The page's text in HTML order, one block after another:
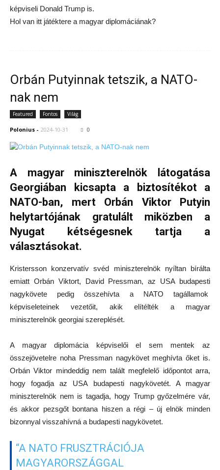
képviseli Donald Trump is.
Hol van itt játéktere a magyar diplomáciának?
Orbán Putyinnak tetszik, a NATO-
nak nem
Featured Fontos Világ
Polonius - 2024-10-31 0
A magyar miniszterelnök látogatása
Georgiában kicsapta a biztosítékot a
NATO-ban, mert Orbán Viktor Putyin
helytartójának gratulált miközben a
Nyugat kétségesnek tartja a
választásokat.
Kristersson konzervatív svéd miniszterelnök nyíltan bírálta
emiatt Orbán Viktort, David Pressman, az USA budapesti
nagykövete pedig összehívta a NATO tagállamok
képviseleteinek vezetőit, akik elítélték a magyar
miniszterelnök georgiai szereplését.
A magyar diplomácia képviselői el sem mentek az
összejövetelre noha Pressman nagykövet meghívta őket is.
Orbán Viktor mindeddig nem talált megfelelő időpontot arra,
hogy fogadja az USA budapesti nagykövetét. A magyar
miniszterelnök nem is tagadja, hogy Trump győzelmére vár,
és akkor pezsgőt bontana hiszen a régi – új elnök minden
bizonnyal visszahívná a budapesti nagykövetet.
“A NATO FRUSZTRÁCIÓJA
MAGYARORSZÁGGAL